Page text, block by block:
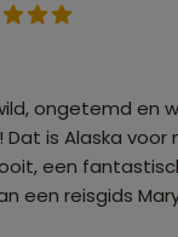
ongetemd en
Dat is Alaska voor
een
een reisgids